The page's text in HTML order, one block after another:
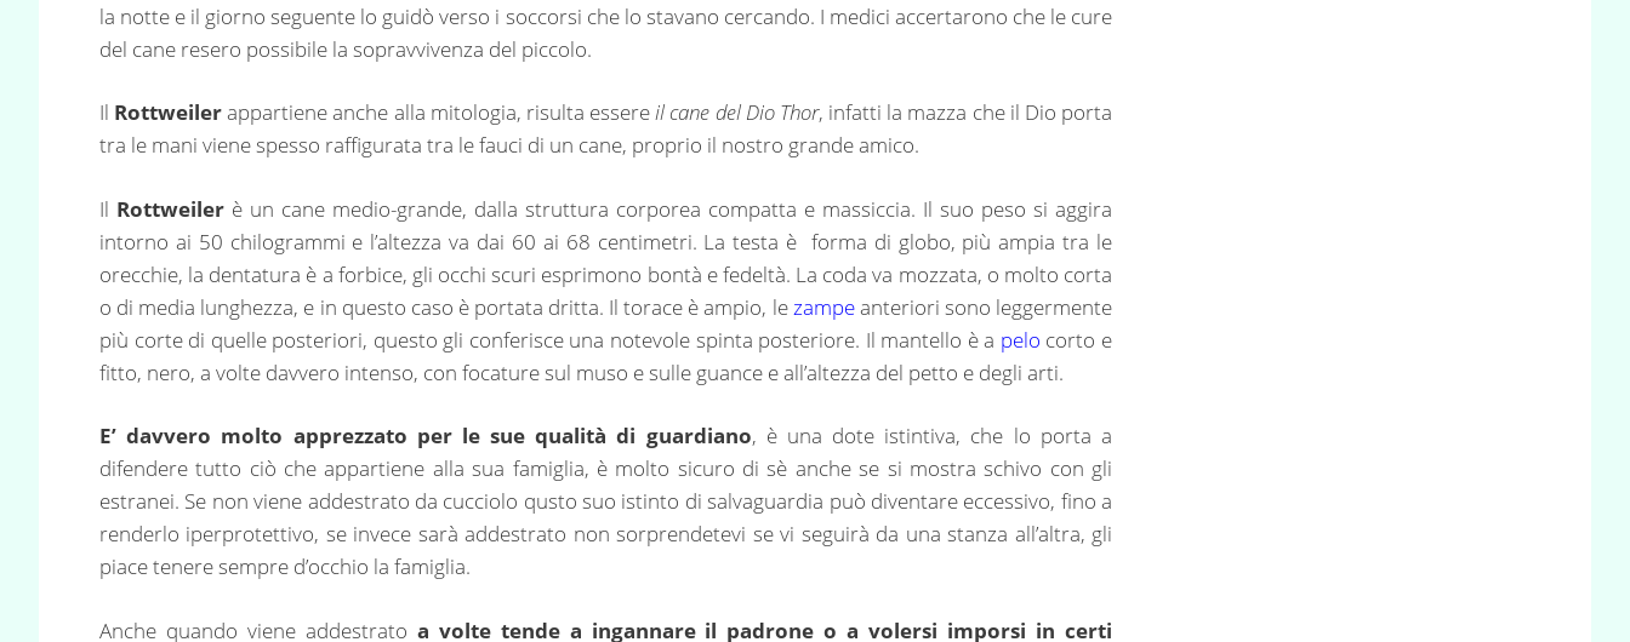
la notte e il giorno seguente lo guidò verso i soccorsi che lo stavano cercando. I medici accertarono che le cure
del cane resero possibile la sopravvivenza del piccolo.
Il Rottweilerappartiene anche alla mitologia, risulta essereil cane del Dio Thor, infatti la mazza che il Dio porta
tra le mani viene spesso raffigurata tra le fauci di un cane, proprio il nostro grande amico.
Il Rottweiler è un cane medio-grande, dalla struttura corporea compatta e massiccia. Il suo peso si aggira
intorno ai 50 chilogrammi e l’altezza va dai 60 ai 68 centimetri. La testa è forma di globo, più ampia tra le
orecchie, la dentatura è a forbice, gli occhi scuri esprimono bontà e fedeltà. La coda va mozzata, o molto corta
o di media lunghezza, e in questo caso è portata dritta. Il torace è ampio, lezampeanteriori sono leggermente
più corte di quelle posteriori, questo gli conferisce una notevole spinta posteriore. Il mantello è a pelo corto e
fitto, nero, a volte davvero intenso, con focature sul muso e sulle guance e all’altezza del petto e degli arti.
E’ davvero molto apprezzato per le sue qualità di guardiano, è una dote istintiva, che lo porta a
difendere tutto ciò che appartiene alla sua famiglia, è molto sicuro di sè anche se si mostra schivo con gli
estranei. Se non viene addestrato da cucciolo qusto suo istinto di salvaguardia può diventare eccessivo, fino a
renderlo iperprotettivo, se invece sarà addestrato non sorprendetevi se vi seguirà da una stanza all’altra, gli
piace tenere sempre d’occhio la famiglia.
Anche quando viene addestrato a volte tende a ingannare il padrone o a volersi imporsi in certi